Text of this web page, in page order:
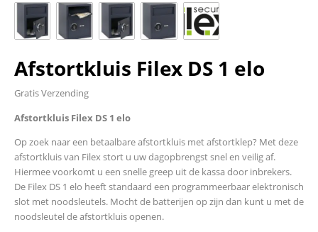
Afstortkluis Filex DS 1 elo
Gratis Verzending
Afstortkluis Filex DS 1 elo
Op zoek naar een betaalbare afstortkluis met afstortklep? Met deze
afstortkluis van Filex stort u uw dagopbrengst snel en veilig af.
Hiermee voorkomt u een snelle greep uit de kassa door inbrekers.
De Filex DS 1 elo heeft standaard een programmeerbaar elektronisch
slot met noodsleutels. Mocht de batterijen op zijn dan kunt u met de
noodsleutel de afstortkluis openen.